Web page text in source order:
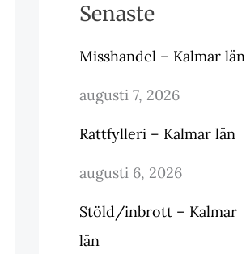
Senaste
Misshandel – Kalmar län
augusti 7, 2026
Rattfylleri – Kalmar län
augusti 6, 2026
Stöld/inbrott – Kalmar
län